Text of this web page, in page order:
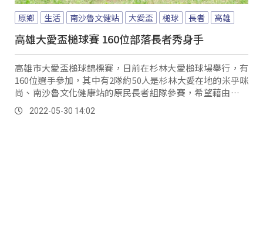
原鄉 生活 南沙魯文健站 大愛盃 槌球 長者 高雄
高雄大愛盃槌球賽 160位部落長者秀身手
高雄市大愛盃槌球錦標賽，日前在杉林大愛槌球場舉行，有
160位選手參加，其中有2隊約50人是杉林大愛在地的米乎咪
尚、南沙魯文化健康站的原民長者組隊參賽，希望藉由槌球
運動，提高長者的平衡感及專注力。
2022-05-30 14:02